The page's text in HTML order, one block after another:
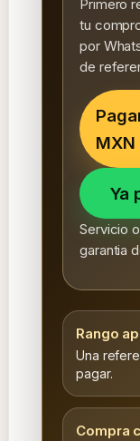
Primero
tu
por
de
MXN
Ya
Servicio
garantia
Rango
Una
pagar.
Compra